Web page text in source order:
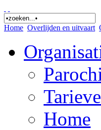
Home Overlijden en uitvaart
Home